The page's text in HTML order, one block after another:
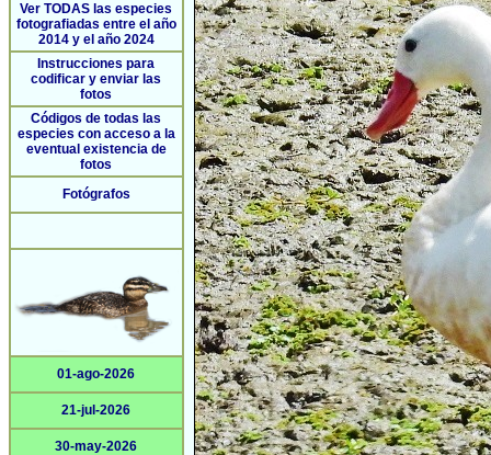
Ver TODAS las especies
fotografiadas entre el año
2014 y el año 2024
Instrucciones para
codificar y enviar las
fotos
Códigos de todas las
especies con acceso a la
eventual existencia de
fotos
Fotógrafos
01-ago-2026
21-jul-2026
30-may-2026